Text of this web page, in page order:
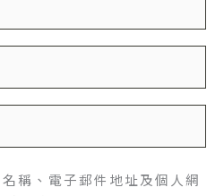
稱、電子郵件地址及個人網